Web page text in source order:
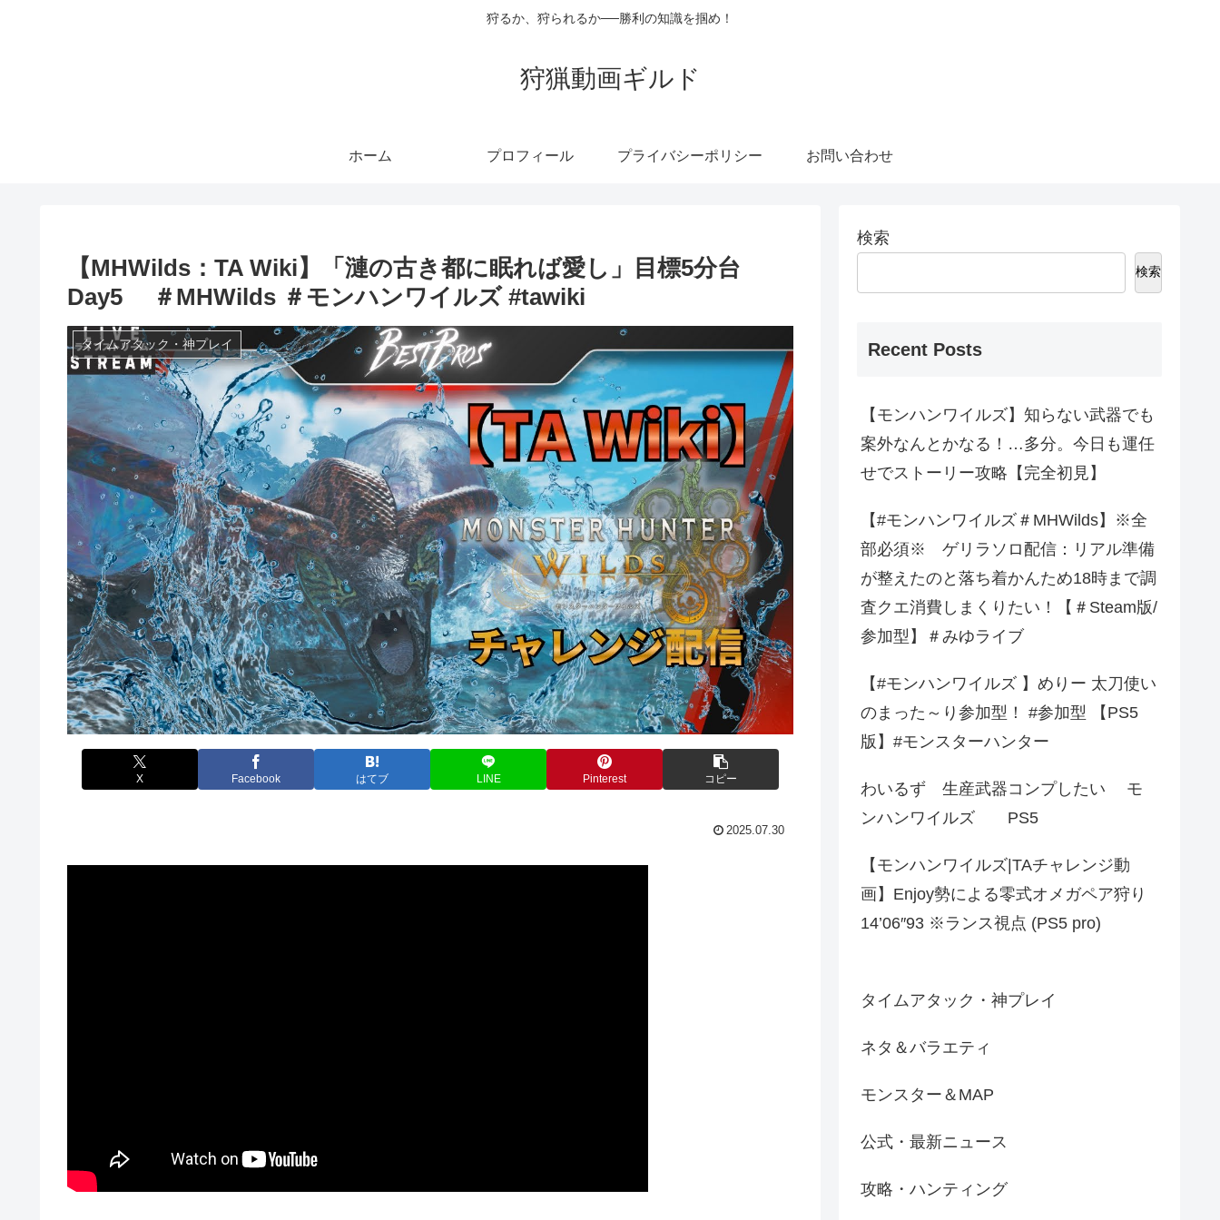
狩るか、狩られるか──勝利の知識を掴め！
狩猟動画ギルド
ホーム プロフィール プライバシーポリシー お問い合わせ
【MHWilds：TA Wiki】「漣の古き都に眠れば愛し」目標5分台
Day5 ＃MHWilds ＃モンハンワイルズ #tawiki
タイムアタック・神プレイ
X Facebook はてブ LINE Pinterest コピー
2025.07.30
検索
検索
Recent Posts
【モンハンワイルズ】知らない武器でも
案外なんとかなる！…多分。今日も運任
せでストーリー攻略【完全初見】
【#モンハンワイルズ＃MHWilds】※全
部必須※ ゲリラソロ配信：リアル準備
が整えたのと落ち着かんため18時まで調
査クエ消費しまくりたい！【＃Steam版/
参加型】＃みゆライブ
【#モンハンワイルズ 】めりー 太刀使い
のまった～り参加型！ #参加型 【PS5
版】#モンスターハンター
わいるず 生産武器コンプしたい モ
ンハンワイルズ PS5
【モンハンワイルズ|TAチャレンジ動
画】Enjoy勢による零式オメガペア狩り
14’06″93 ※ランス視点 (PS5 pro)
タイムアタック・神プレイ
ネタ＆バラエティ
モンスター＆MAP
公式・最新ニュース
攻略・ハンティング